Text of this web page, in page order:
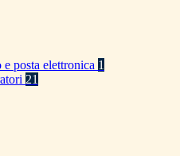
e posta elettronica 1
21